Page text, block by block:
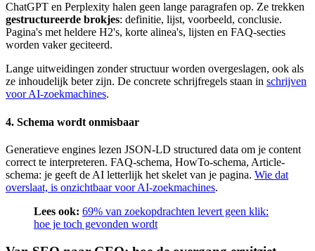
ChatGPT en Perplexity halen geen lange paragrafen op. Ze trekken
gestructureerde brokjes: definitie, lijst, voorbeeld, conclusie.
Pagina's met heldere H2's, korte alinea's, lijsten en FAQ-secties
worden vaker geciteerd.
Lange uitweidingen zonder structuur worden overgeslagen, ook als
ze inhoudelijk beter zijn. De concrete schrijfregels staan in schrijven
voor AI-zoekmachines.
4. Schema wordt onmisbaar
Generatieve engines lezen JSON-LD structured data om je content
correct te interpreteren. FAQ-schema, HowTo-schema, Article-
schema: je geeft de AI letterlijk het skelet van je pagina. Wie dat
overslaat, is onzichtbaar voor AI-zoekmachines.
Lees ook: 69% van zoekopdrachten levert geen klik:
hoe je toch gevonden wordt